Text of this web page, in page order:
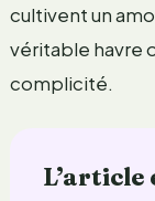
cultivent un
véritable havre
complicité.
L’article